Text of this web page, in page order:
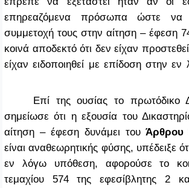
επηρεαζόμενα πρόσωπα ώστε να
συμμετοχή τους στην αίτηση – έφεση
κοινά αποδεκτό ότι δεν είχαν
είχαν ειδοποιηθεί με επίδοση στην εν
Επί της ουσίας το πρωτόδικο
σημείωσε ότι η εξουσία του
αίτηση – έφεση δυνάμει τουΆρθρου
είναι αναθεωρητικής φύσης, υπέδειξε
εν λόγω υπόθεση, αφορούσε το
τεμαχίου 574 της εφεσίβλητης 2